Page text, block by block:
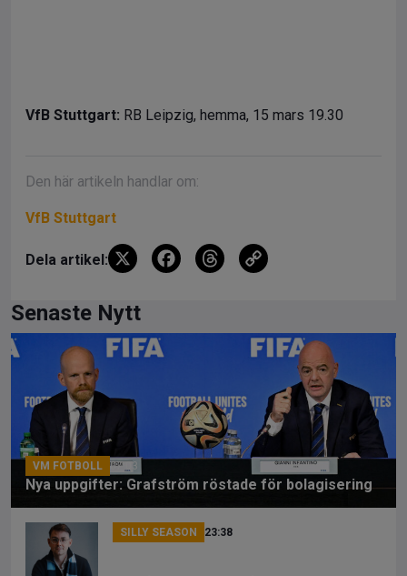
VfB Stuttgart: RB Leipzig, hemma, 15 mars 19.30
Den här artikeln handlar om:
VfB Stuttgart
Dela artikel: X
F
o
k
T
s
Li
k
Senaste Nytt
VM FOTBOLL 07:03
Nya uppgifter: Grafström röstade för bolagisering
SILLY SEASON 23:38